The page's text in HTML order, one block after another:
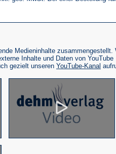
Medieninhalte zusammengestellt.
Inhalte und Daten von YouTube
gezielt unseren YouTube-Kanal